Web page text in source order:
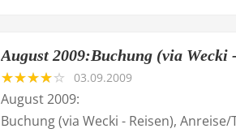
August 2009:Buchung (via Wecki
03.09.2009
August 2009:
Buchung (via Wecki - Reisen),